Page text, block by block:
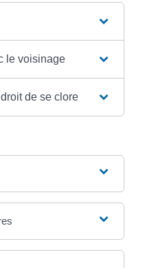
le voisinage
de se clore